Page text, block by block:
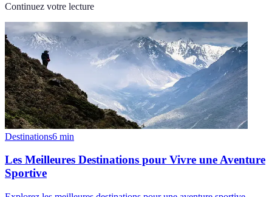
Continuez votre lecture
Destinations6 min
Les Meilleures Destinations pour Vivre une Aventure
Sportive